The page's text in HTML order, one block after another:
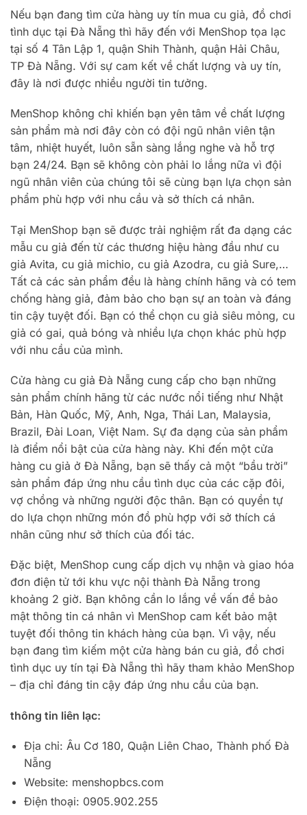
Nếu bạn đang tìm cửa hàng uy tín mua cu giả, đồ chơi
tình dục tại Đà Nẵng thì hãy đến với MenShop tọa lạc
tại số 4 Tân Lập 1, quận Shih Thành, quận Hải Châu,
TP Đà Nẵng. Với sự cam kết về chất lượng và uy tín,
đây là nơi được nhiều người tin tưởng.
MenShop không chỉ khiến bạn yên tâm về chất lượng
sản phẩm mà nơi đây còn có đội ngũ nhân viên tận
tâm, nhiệt huyết, luôn sẵn sàng lắng nghe và hỗ trợ
bạn 24/24. Bạn sẽ không còn phải lo lắng nữa vì đội
ngũ nhân viên của chúng tôi sẽ cùng bạn lựa chọn sản
phẩm phù hợp với nhu cầu và sở thích cá nhân.
Tại MenShop bạn sẽ được trải nghiệm rất đa dạng các
mẫu cu giả đến từ các thương hiệu hàng đầu như cu
giả Avita, cu giả michio, cu giả Azodra, cu giả Sure,…
Tất cả các sản phẩm đều là hàng chính hãng và có tem
chống hàng giả, đảm bảo cho bạn sự an toàn và đáng
tin cậy tuyệt đối. Bạn có thể chọn cu giả siêu mỏng, cu
giả có gai, quả bóng và nhiều lựa chọn khác phù hợp
với nhu cầu của mình.
Cửa hàng cu giả Đà Nẵng cung cấp cho bạn những
sản phẩm chính hãng từ các nước nổi tiếng như Nhật
Bản, Hàn Quốc, Mỹ, Anh, Nga, Thái Lan, Malaysia,
Brazil, Đài Loan, Việt Nam. Sự đa dạng của sản phẩm
là điểm nổi bật của cửa hàng này. Khi đến một cửa
hàng cu giả ở Đà Nẵng, bạn sẽ thấy cả một “bầu trời”
sản phẩm đáp ứng nhu cầu tình dục của các cặp đôi,
vợ chồng và những người độc thân. Bạn có quyền tự
do lựa chọn những món đồ phù hợp với sở thích cá
nhân cũng như sở thích của đối tác.
Đặc biệt, MenShop cung cấp dịch vụ nhận và giao hóa
đơn điện tử tới khu vực nội thành Đà Nẵng trong
khoảng 2 giờ. Bạn không cần lo lắng về vấn đề bảo
mật thông tin cá nhân vì MenShop cam kết bảo mật
tuyệt đối thông tin khách hàng của bạn. Vì vậy, nếu
bạn đang tìm kiếm một cửa hàng bán cu giả, đồ chơi
tình dục uy tín tại Đà Nẵng thì hãy tham khảo MenShop
– địa chỉ đáng tin cậy đáp ứng nhu cầu của bạn.
thông tin liên lạc:
Địa chỉ: Âu Cơ 180, Quận Liên Chao, Thành phố Đà
Nẵng
Website: menshopbcs.com
Điện thoại: 0905.902.255